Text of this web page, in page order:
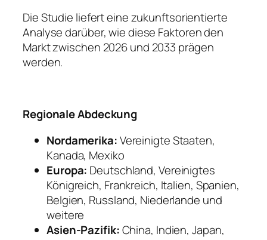
Die Studie liefert eine zukunftsorientierte
Analyse darüber, wie diese Faktoren den
Markt zwischen 2026 und 2033 prägen
werden.
Regionale Abdeckung
Nordamerika:Vereinigte Staaten,
Kanada, Mexiko
Europa: Deutschland, Vereinigtes
Königreich, Frankreich, Italien, Spanien,
Belgien, Russland, Niederlande und
weitere
Asien-Pazifik:China, Indien, Japan,